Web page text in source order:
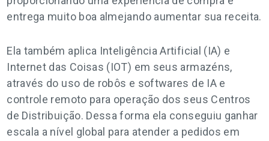
entrega muito boa almejando aumentar sua receita.
Ela também aplica Inteligência Artificial (IA) e
Internet das Coisas (IOT) em seus armazéns,
através do uso de robôs e softwares de IA e
controle remoto para operação dos seus Centros
de Distribuição. Dessa forma ela conseguiu ganhar
escala a nível global para atender a pedidos em